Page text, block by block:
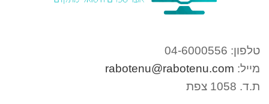
טלפון: 04-6000556
מייל: rabotenu@rabotenu.com
ת.ד. 1058 צפת​